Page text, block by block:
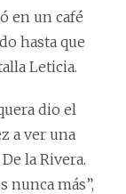
en un café
hasta que
Leticia.
dio el
a ver una
la Rivera.
nunca más”,